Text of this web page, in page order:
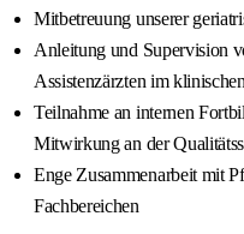
Mitbetreuung unserer
Anleitung und Supervision
Assistenzärzten im
Teilnahme an internen
Mitwirkung an der
Enge Zusammenarbeit mit
Fachbereichen